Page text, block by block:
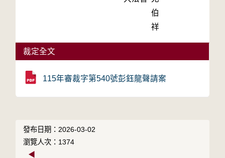
伯
祥
裁定全文
115年審裁字第540號彭鈺龍聲請案
發布日期：2026-03-02
瀏覽人次：1374
◀